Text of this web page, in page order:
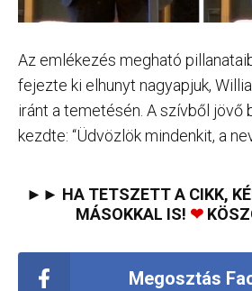
Az emlékezés megható
fejezte ki elhunyt nagyapjuk,
iránt a temetésén. A szívből jövő
kezdte: “Üdvözlök mindenkit, a
►► HA TETSZETT A CIKK,
MÁSOKKAL IS! ❤
Megosztás